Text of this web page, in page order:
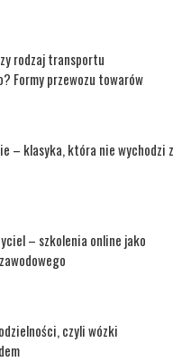
rodzaj transportu
Formy przewozu towarów
– klasyka, która nie wychodzi z
– szkolenia online jako
czyli wózki